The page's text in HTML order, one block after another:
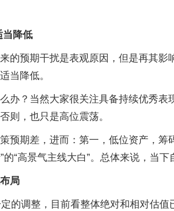
当降低
预期干扰是表观原因，但是再其
当降低。
？当然大家很关注具备持续优秀
则，也只是高位震荡。
期差，进而：第一，低位资产，筹
“高景气主线大白”。总体来说，当
局
调整，目前看整体绝对和相对估值